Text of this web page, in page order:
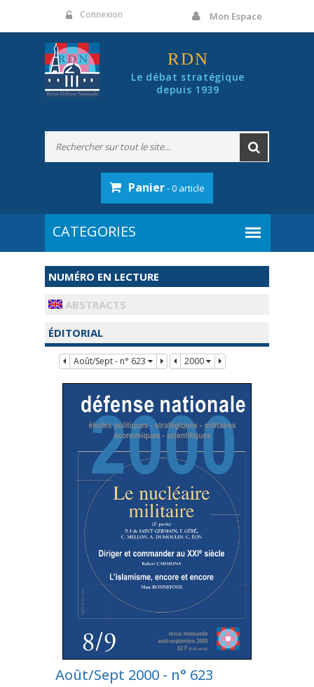
Connexion Mon Espace
RDN
Le débat stratégique
depuis 1939
Panier- 0 article
NUMÉRO EN LECTURE
ABSTRACTS
ÉDITORIAL
Août/Sept - n° 623 2000
Août/Sept 2000 - n° 623